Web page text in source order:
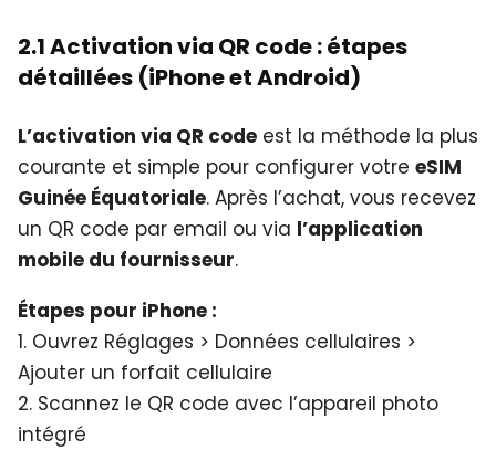
2.1 Activation via QR code : étapes
détaillées (iPhone et Android)
L’activation via QR code est la méthode la plus
courante et simple pour configurer votre eSIM
Guinée Équatoriale. Après l’achat, vous recevez
un QR code par email ou via l’application
mobile du fournisseur.
Étapes pour iPhone :
1. Ouvrez Réglages > Données cellulaires >
Ajouter un forfait cellulaire
2. Scannez le QR code avec l’appareil photo
intégré